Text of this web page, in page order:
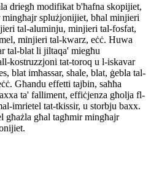
driegħ modifikat b'ħafna skopijiet,
splużjonijiet, bħal minjieri
tal-aluminju, minjieri tal-fosfat,
minjieri tal-kwarz, eċċ. Huwa
tal-blat li jiltaqa' miegħu
kostruzzjoni tat-toroq u l-iskavar
blat imħassar, shale, blat, ġebla tal-
Għandu effetti tajbin, saħħa
ta' falliment, effiċjenza għolja fl-
imrietel tat-tkissir, u storbju baxx.
għal tagħmir mingħajr